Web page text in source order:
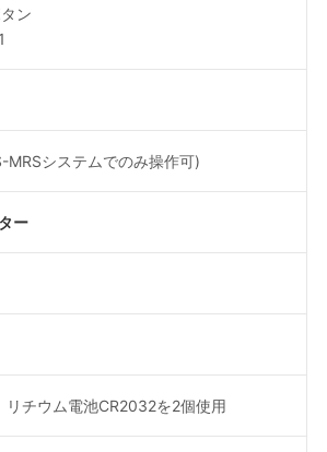
ン
MRSシステムでのみ操作可)
ー
リチウム電池CR2032を2個使用